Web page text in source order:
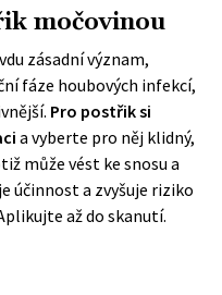
močovinou
zásadní význam,
fáze houbových infekcí,
Pro postřik si
a vyberte pro něj klidný,
může vést ke snosu a
účinnost a zvyšuje riziko
až do skanutí.